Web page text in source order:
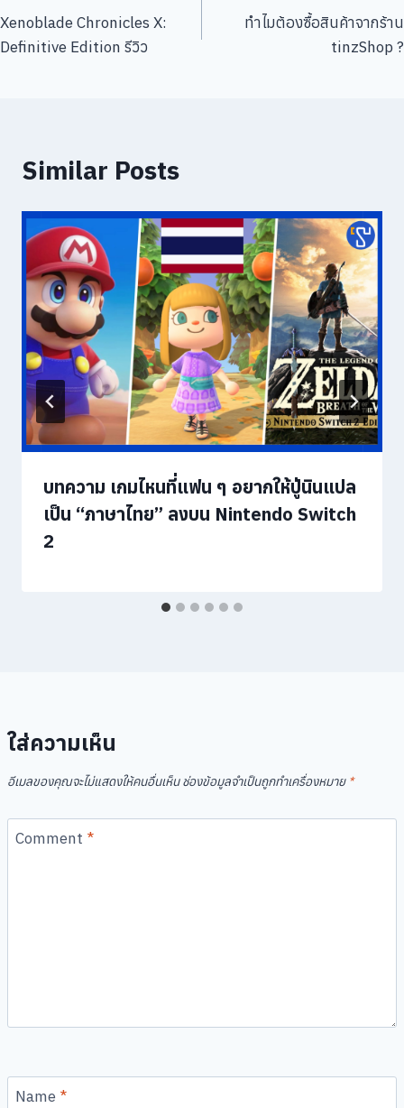
เรื่อง
Xenoblade Chronicles X:
Definitive Edition รีวิว
ทำไมต้องซื้อสินค้าจากร้าน
tinzShop ?
Similar Posts
บทความ เกมไหนที่แฟน ๆ อยากให้ปู่นินแปล
เป็น “ภาษาไทย” ลงบน Nintendo Switch
2
ใส่ความเห็น
อีเมลของคุณจะไม่แสดงให้คนอื่นเห็น ช่องข้อมูลจำเป็นถูกทำเครื่องหมาย *
Comment *
Name *